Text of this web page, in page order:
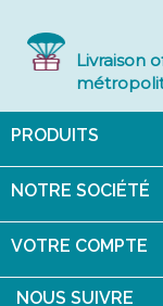
Livraison
PRODUITS
NOTRE SOCIÉTÉ
VOTRE COMPTE
NOUS SUIVRE